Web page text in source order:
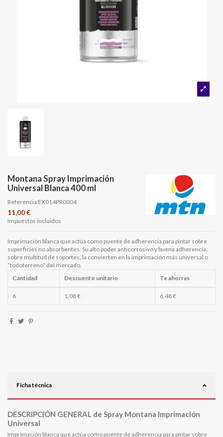
Montana Spray Imprimación
Universal Blanca 400 ml
Referencia EX014PR0004
11,00 €
Impuestos incluidos
Imprimación blanca que actúa como puente de adherencia para pintar sobre
superficies no absorbentes. Su alto poder anticorrosivo y buena adherencia,
sobre multitud de soportes, la convierten en la imprimación más universal o
“todoterreno” del mercado.
Cantidad
Descuento unitario Te ahorras
6 1,08 € 6,48 €
Ficha técnica
DESCRIPCIÓN GENERAL de Spray Montana Imprimación
Universal
Imprimación blanca que actúa como puente de adherencia para pintar sobre